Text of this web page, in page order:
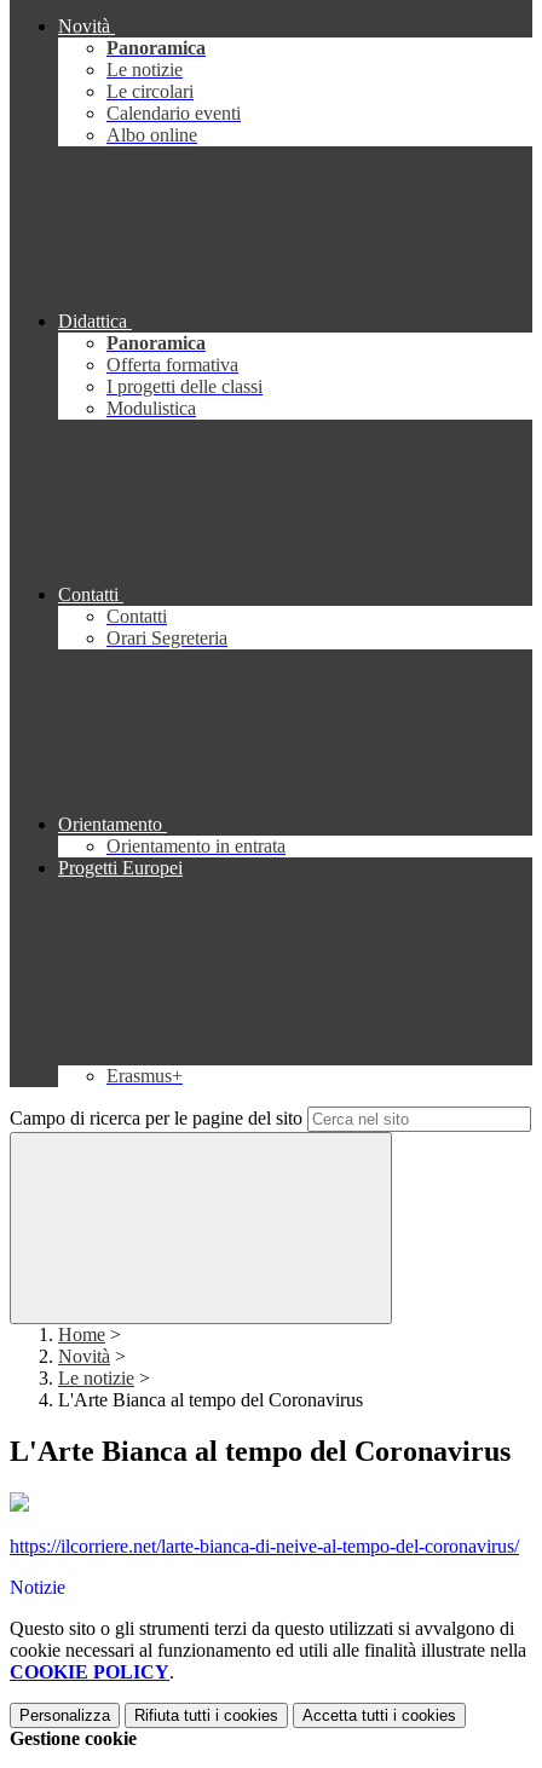
Novità
Panoramica
Le notizie
Le circolari
Calendario eventi
Albo online
Didattica
Panoramica
Offerta formativa
I progetti delle classi
Modulistica
Contatti
Contatti
Orari Segreteria
Orientamento
Orientamento in entrata
Progetti Europei
Erasmus+
Campo di ricerca per le pagine del sito
Home >
Novità >
Le notizie >
L'Arte Bianca al tempo del Coronavirus
L'Arte Bianca al tempo del Coronavirus
https://ilcorriere.net/larte-bianca-di-neive-al-tempo-del-coronavirus/
Notizie
Questo sito o gli strumenti terzi da questo utilizzati si avvalgono di
cookie necessari al funzionamento ed utili alle finalità illustrate nella
COOKIE POLICY.
Personalizza Rifiuta tutti i cookies Accetta tutti i cookies
Gestione cookie